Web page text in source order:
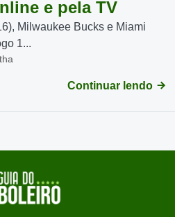
e pela TV
Milwaukee Bucks e Miami
1...
Continuar lendo